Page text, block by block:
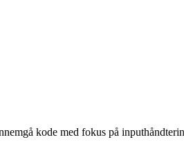
kode med fokus på